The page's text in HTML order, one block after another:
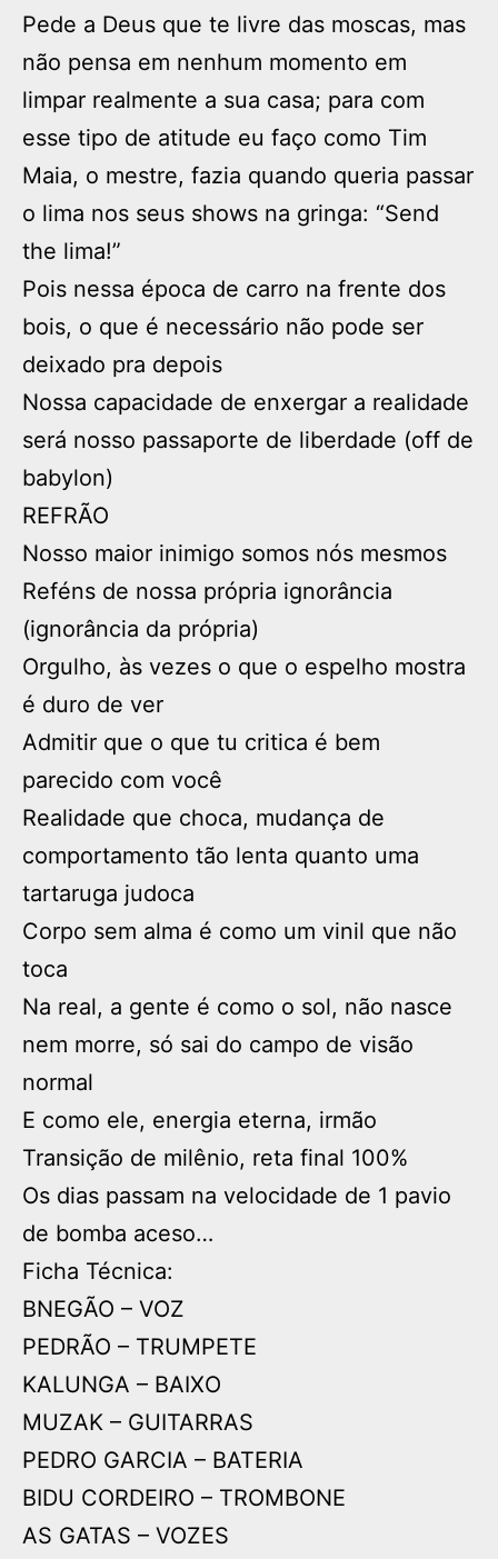
Pede a Deus que te livre das moscas, mas
não pensa em nenhum momento em
limpar realmente a sua casa; para com
esse tipo de atitude eu faço como Tim
Maia, o mestre, fazia quando queria passar
o lima nos seus shows na gringa: “Send
the lima!”
Pois nessa época de carro na frente dos
bois, o que é necessário não pode ser
deixado pra depois
Nossa capacidade de enxergar a realidade
será nosso passaporte de liberdade (off de
babylon)
REFRÃO
Nosso maior inimigo somos nós mesmos
Reféns de nossa própria ignorância
(ignorância da própria)
Orgulho, às vezes o que o espelho mostra
é duro de ver
Admitir que o que tu critica é bem
parecido com você
Realidade que choca, mudança de
comportamento tão lenta quanto uma
tartaruga judoca
Corpo sem alma é como um vinil que não
toca
Na real, a gente é como o sol, não nasce
nem morre, só sai do campo de visão
normal
E como ele, energia eterna, irmão
Transição de milênio, reta final 100%
Os dias passam na velocidade de 1 pavio
de bomba aceso…
Ficha Técnica:
BNEGÃO – VOZ
PEDRÃO – TRUMPETE
KALUNGA – BAIXO
MUZAK – GUITARRAS
PEDRO GARCIA – BATERIA
BIDU CORDEIRO – TROMBONE
AS GATAS – VOZES